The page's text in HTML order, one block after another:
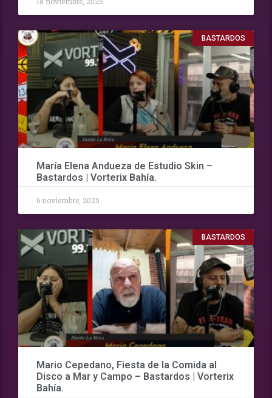
BASTARDOS
María Elena Andueza de Estudio Skin –
Bastardos | Vorterix Bahía.
6 noviembre, 2025
BASTARDOS
Mario Cepedano, Fiesta de la Comida al
Disco a Mar y Campo – Bastardos | Vorterix
Bahía.